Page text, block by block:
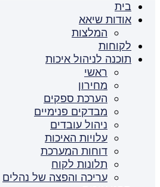
בית
אודות שיאא
המלצות
לקוחות
תוכנה לניהול איכות
ראשי
מחירון
הערכת ספקים
מבדקים פנימיים
ניהול עובדים
עלויות האיכות
דוחות המערכת
תלונות לקוח
עריכה והפצה של נהלים